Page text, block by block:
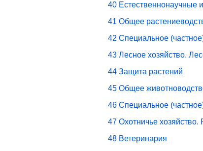
40 Естественнонаучные
41 Общее
42 Специальное
43 Лесное хозяйство.
44 Защита растений
45 Общее
46 Специальное
47 Охотничье хозяйство.
48 Ветеринария